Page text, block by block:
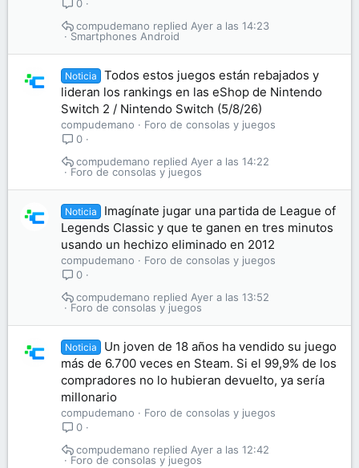
0
Smartphones Android
Ayer a las 14:23
compudemano
Noticia
Todos estos juegos están rebajados y
lideran los rankings en las eShop de Nintendo
Switch 2 / Nintendo Switch (5/8/26)
compudemano
Foro de consolas y juegos
0
Foro de consolas y juegos
Ayer a las 14:22
compudemano
Noticia
Imagínate jugar una partida de League of
Legends Classic y que te ganen en tres minutos
usando un hechizo eliminado en 2012
compudemano
Foro de consolas y juegos
0
Foro de consolas y juegos
Ayer a las 13:52
compudemano
Noticia
Un joven de 18 años ha vendido su juego
más de 6.700 veces en Steam. Si el 99,9% de los
compradores no lo hubieran devuelto, ya sería
millonario
compudemano
Foro de consolas y juegos
0
Foro de consolas y juegos
Ayer a las 12:42
compudemano